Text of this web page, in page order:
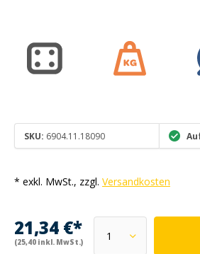
SKU: 6904.11.18090
* exkl. MwSt., zzgl. Versandkosten
21,34 €*
(25,40 inkl. MwSt.)